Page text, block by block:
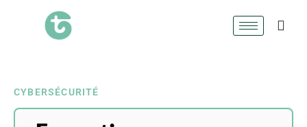
CYBERSÉCURITÉ